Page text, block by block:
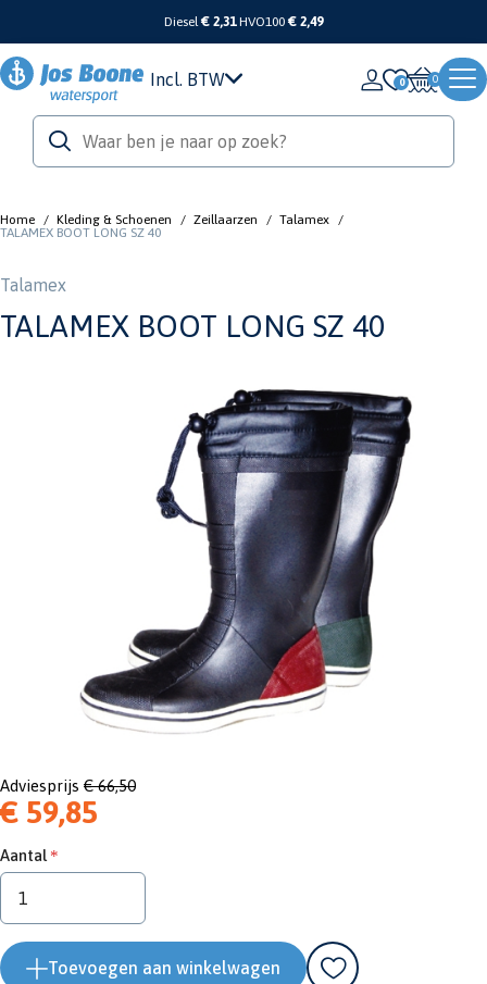
Diesel€ 2,31 HVO100 € 2,49
Incl. BTW 0
Home / Kleding & Schoenen / Zeillaarzen / Talamex /
TALAMEX BOOT LONG SZ 40
Talamex
TALAMEX BOOT LONG SZ 40
Adviesprijs € 66,50
€ 59,85
Aantal
Toevoegen aan winkelwagen